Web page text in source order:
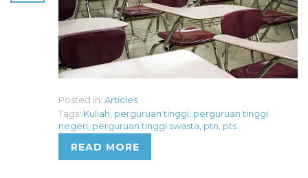
Posted in: Articles
Tags: Kuliah perguruan tinggi perguruan tinggi
negeri perguruan tinggi swasta ptn pts
READ MORE